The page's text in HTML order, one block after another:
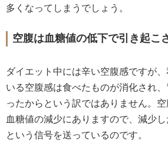
多くなってしまうでしょう。
空腹は血糖値の低下で引き起こ
ダイエット中には辛い空腹感ですが
いる空腹感は食べたものが消化され
ったからという訳ではありません。
血糖値の減少にありますので、減少
という信号を送っているのです。